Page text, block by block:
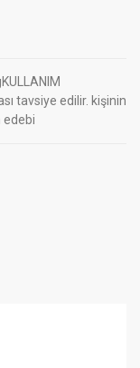
tavsiye edilir. kişinin
edebi